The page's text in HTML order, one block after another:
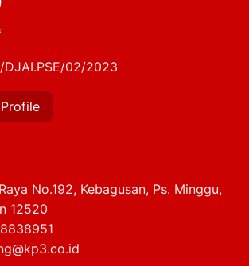
02/2023
No.192, Kebagusan, Ps. Minggu,
12520